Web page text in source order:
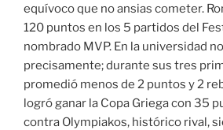
equívoco que no ansias cometer.
120 puntos en los 5 partidos del
nombrado MVP. En la universidad
precisamente; durante sus tres
promedió menos de 2 puntos y 2
logró ganar la Copa Griega con 35
contra Olympiakos, histórico rival,